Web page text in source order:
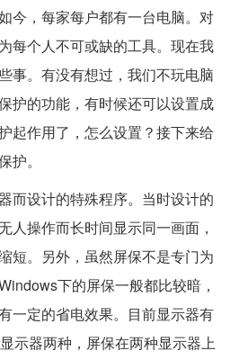
今，每家每户都有一台电脑。对
每个人不可或缺的工具。现在我
事。有没有想过，我们不玩电脑
护的功能，有时候还可以设置成
起作用了，怎么设置？接下来给
护。
而设计的特殊程序。当时设计的
人操作而长时间显示同一画面，
短。另外，虽然屏保不是专门为
下的屏保一般都比较暗，
一定的省电效果。目前显示器有
器两种，屏保在两种显示器上